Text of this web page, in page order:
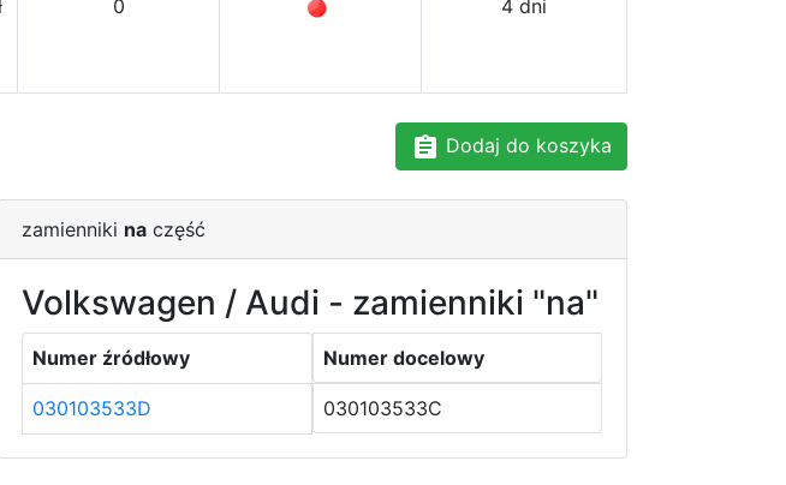
0 4 dni
Dodaj do koszyka
zamienniki na część
Volkswagen / Audi - zamienniki "na"
Numer źródłowy Numer docelowy
030103533D 030103533C